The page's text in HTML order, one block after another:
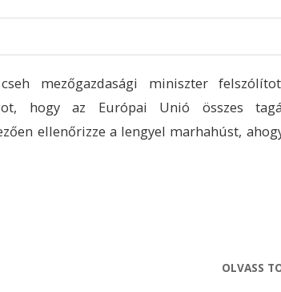
mezőgazdasági miniszter
hogy az Európai Unió összes
ellenőrizze a lengyel marhahúst,
OLVASS